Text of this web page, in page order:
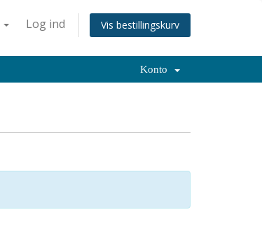
Log ind Vis bestillingskurv
Konto